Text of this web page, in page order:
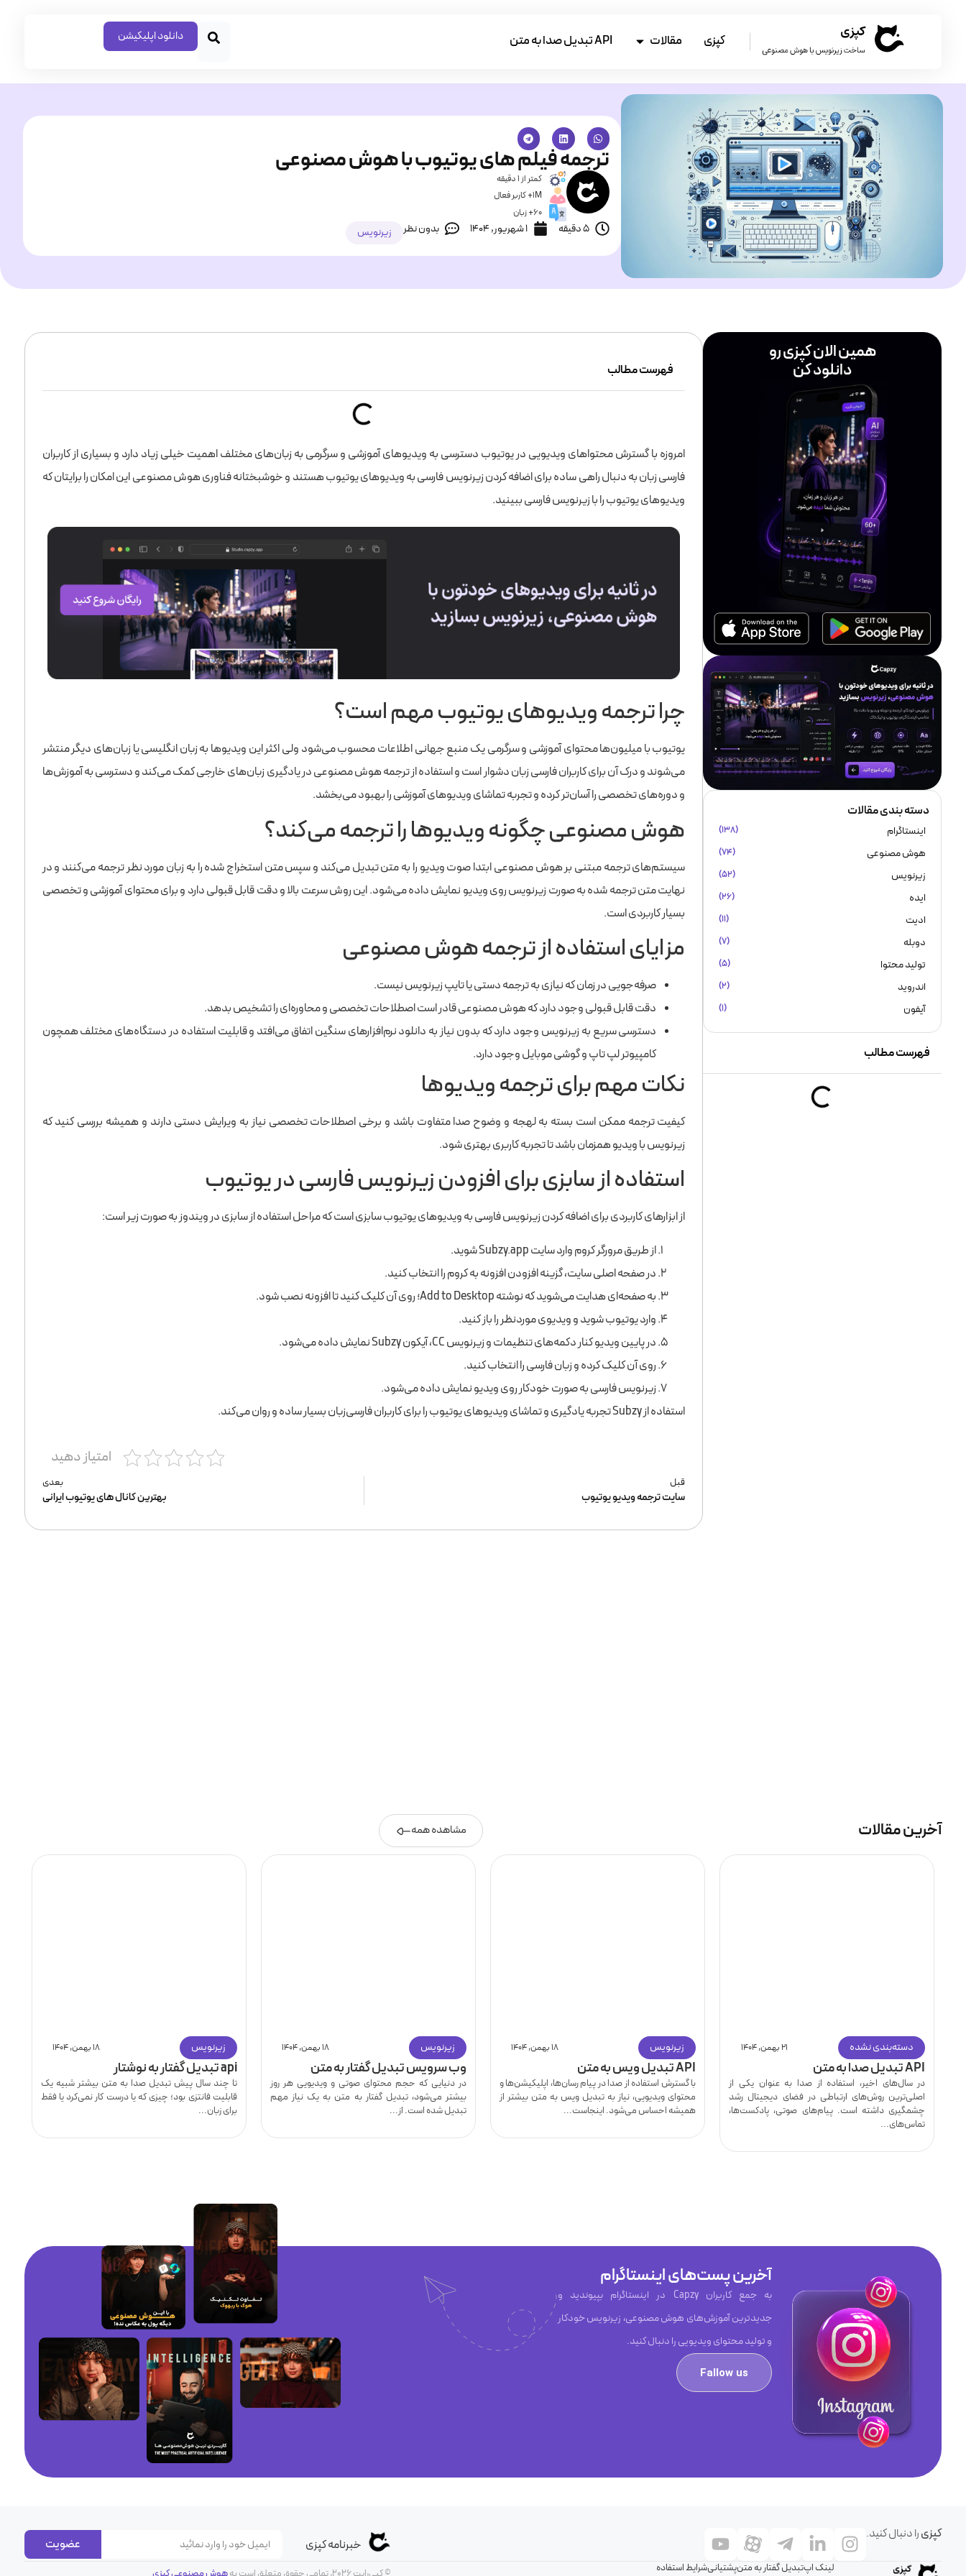
کپزی مقالات API تبدیل صدا به متن دانلود اپلیکیشن
ترجمه فیلم های یوتیوب با هوش مصنوعی
کمتر از 1 دقیقه
1M+ کاربر فعال
60+ زبان
5 دقیقه ۱ شهریور, ۱۴۰۴ بدون نظر زیرنویس
همین الان کپزی رو
دانلود کن
دسته بندی مقالات
اینستاگرام (۱۳۸)
هوش مصنوعی (۷۴)
زیرنویس (۵۲)
ایده (۲۶)
ادیت (۱۱)
دوبله (۷)
تولید محتوا (۵)
اندروید (۲)
آیفون (۱)
فهرست مطالب
فهرست مطالب
امروزه با گسترش محتواهای ویدیویی در یوتیوب دسترسی به ویدیوهای آموزشی و سرگرمی به زبان‌های مختلف اهمیت خیلی زیاد دارد و بسیاری از کاربران
فارسی زبان به دنبال راهی ساده برای اضافه کردن زیرنویس فارسی به ویدیوهای یوتیوب هستند و خوشبختانه فناوری هوش مصنوعی این امکان را برایتان که
ویدیوهای یوتیوب را با زیرنویس فارسی ببینید.
چرا ترجمه ویدیوهای یوتیوب مهم است؟
یوتیوب با میلیون‌ها محتوای آموزشی و سرگرمی یک منبع جهانی اطلاعات محسوب می‌شود ولی اکثر این ویدیوها به زبان انگلیسی یا زبان‌های دیگر منتشر
می‌شوند و درک آن برای کاربران فارسی زبان دشوار است و استفاده از ترجمه هوش مصنوعی در یادگیری زبان‌های خارجی کمک می‌کند و دسترسی به آموزش‌ها
و دوره‌های تخصصی را آسان‌تر کرده و تجربه تماشای ویدیوهای آموزشی را بهبود می‌بخشد.
هوش مصنوعی چگونه ویدیوها را ترجمه می‌کند؟
سیستم‌های ترجمه مبتنی بر هوش مصنوعی ابتدا صوت ویدیو را به متن تبدیل می‌کند و سپس متن استخراج شده را به زبان مورد نظر ترجمه می‌کنند و در
نهایت متن ترجمه شده به صورت زیرنویس روی ویدیو نمایش داده می‌شود. این روش سرعت بالا و دقت قابل قبولی دارد و برای محتوای آموزشی و تخصصی
بسیار کاربردی است.
مزایای استفاده از ترجمه هوش مصنوعی
صرفه‌جویی در زمان که نیازی به ترجمه دستی یا تایپ زیرنویس نیست.
دقت قابل قبولی وجود دارد که هوش مصنوعی قادر است اصطلاحات تخصصی و محاوره‌ای را تشخیص بدهد.
دسترسی سریع به زیرنویس وجود دارد که بدون نیاز به دانلود نرم‌افزارهای سنگین اتفاق می‌افتد و قابلیت استفاده در دستگاه‌های مختلف همچون
کامپیوتر لپ تاپ و گوشی موبایل وجود دارد.
نکات مهم برای ترجمه ویدیوها
کیفیت ترجمه ممکن است بسته به لهجه و وضوح صدا متفاوت باشد و برخی اصطلاحات تخصصی نیاز به ویرایش دستی دارند و همیشه بررسی کنید که
زیرنویس با ویدیو همزمان باشد تا تجربه کاربری بهتری شود.
استفاده از سابزی برای افزودن زیرنویس فارسی در یوتیوب
از ابزارهای کاربردی برای اضافه کردن زیرنویس فارسی به ویدیوهای یوتیوب سابزی است که مراحل استفاده از سابزی در ویندوز به صورت زیر است:
از طریق مرورگر کروم وارد سایت Subzy.app شوید.
در صفحه اصلی سایت، گزینه افزودن افزونه به کروم را انتخاب کنید.
به صفحه‌ای هدایت می‌شوید که نوشته Add to Desktop؛ روی آن کلیک کنید تا افزونه نصب شود.
وارد یوتیوب شوید و ویدیوی موردنظر را باز کنید.
در پایین ویدیو کنار دکمه‌های تنظیمات و زیرنویس CC، آیکون Subzy نمایش داده می‌شود.
روی آن کلیک کرده و زبان فارسی را انتخاب کنید.
زیرنویس فارسی به صورت خودکار روی ویدیو نمایش داده می‌شود.
استفاده از Subzy تجربه یادگیری و تماشای ویدیوهای یوتیوب را برای کاربران فارسی‌زبان بسیار ساده و روان می‌کند.
امتیاز دهید
قبل
سایت ترجمه ویدیو یوتیوب
بعدی
بهترین کانال های یوتیوب ایرانی
آخرین مقالات مشاهده همه
دسته‌بندی نشده ۲۱ بهمن, ۱۴۰۴
API تبدیل صدا به متن
در سال‌های اخیر، استفاده از صدا به عنوان یکی از
اصلی‌ترین روش‌های ارتباطی در فضای دیجیتال رشد
چشمگیری داشته است. پیام‌های صوتی، پادکست‌ها،
تماس‌های...
زیرنویس ۱۸ بهمن, ۱۴۰۴
API تبدیل ویس به متن
با گسترش استفاده از صدا در پیام رسان‌ها، اپلیکیشن‌ها و
محتوای ویدیویی، نیاز به تبدیل ویس به متن بیشتر از
همیشه احساس می‌شود. اینجاست...
زیرنویس ۱۸ بهمن, ۱۴۰۴
وب سرویس تبدیل گفتار به متن
در دنیایی که حجم محتوای صوتی و ویدیویی هر روز
بیشتر می‌شود، تبدیل گفتار به متن به یک نیاز مهم
تبدیل شده است. از...
زیرنویس ۱۸ بهمن, ۱۴۰۴
api تبدیل گفتار به نوشتار
تا چند سال پیش تبدیل صدا به متن بیشتر شبیه یک
قابلیت فانتزی بود؛ چیزی که یا درست کار نمی‌کرد یا فقط
برای زبان...
آخرین پست‌های اینستاگرام
به جمع کاربران Capzy در اینستاگرام بپیوندید و
جدیدترین آموزش‌های هوش مصنوعی، زیرنویس خودکار
و تولید محتوای ویدیویی را دنبال کنید.
Fallow us
کپزیرا دنبال کنید.
خبرنامه کپزی عضویت
لینک اپتبدیل گفتار به متنپشتیانیشرایط استفاده